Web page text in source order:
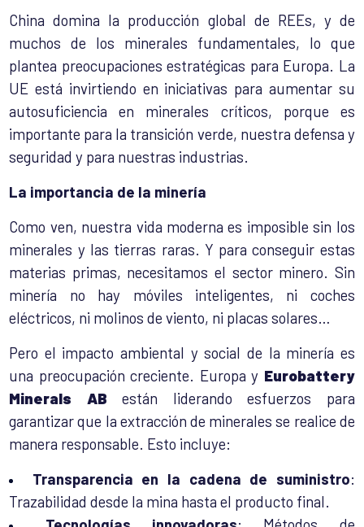
China domina la producción global de REEs, y de
muchos de los minerales fundamentales, lo que
plantea preocupaciones estratégicas para Europa. La
UE está invirtiendo en iniciativas para aumentar su
autosuficiencia en minerales críticos, porque es
importante para la transición verde, nuestra defensa y
seguridad y para nuestras industrias.
La importancia de la minería
Como ven, nuestra vida moderna es imposible sin los
minerales y las tierras raras. Y para conseguir estas
materias primas, necesitamos el sector minero. Sin
minería no hay móviles inteligentes, ni coches
eléctricos, ni molinos de viento, ni placas solares…
Pero el impacto ambiental y social de la minería es
una preocupación creciente. Europa y Eurobattery
Minerals AB están liderando esfuerzos para
garantizar que la extracción de minerales se realice de
manera responsable. Esto incluye:
Transparencia en la cadena de suministro:
Trazabilidad desde la mina hasta el producto final.